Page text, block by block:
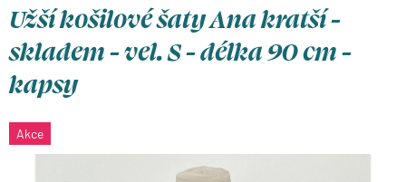
Užší košilové šaty Ana kratší -
skladem - vel. S - délka 90 cm -
kapsy
Akce